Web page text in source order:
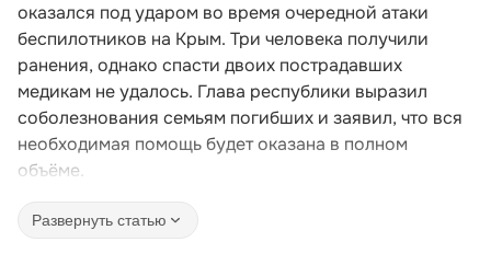
оказался под ударом во время очередной атаки
беспилотников на Крым. Три человека получили
ранения, однако спасти двоих пострадавших
медикам не удалось. Глава республики выразил
соболезнования семьям погибших и заявил, что вся
необходимая помощь будет оказана в полном
объёме.
Развернуть статью